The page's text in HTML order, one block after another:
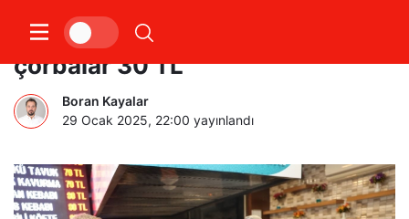
Bu tesiste etli yemekler 80,
çorbalar 30 TL
Boran Kayalar
29 Ocak 2025, 22:00 yayınlandı